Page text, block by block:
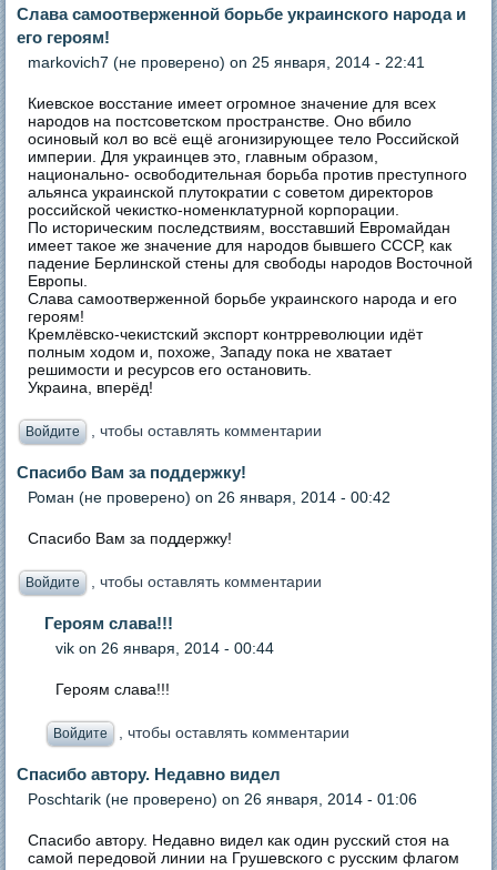
Слава самоотверженной борьбе украинского народа и
его героям!
markovich7 (не проверено) on 25 января, 2014 - 22:41
Киевское восстание имеет огромное значение для всех
народов на постсоветском пространстве. Оно вбило
осиновый кол во всё ещё агонизирующее тело Российской
империи. Для украинцев это, главным образом,
национально- освободительная борьба против преступного
альянса украинской плутократии с советом директоров
российской чекистко-номенклатурной корпорации.
По историческим последствиям, восставший Евромайдан
имеет такое же значение для народов бывшего СССР, как
падение Берлинской стены для свободы народов Восточной
Европы.
Слава самоотверженной борьбе украинского народа и его
героям!
Кремлёвско-чекистский экспорт контрреволюции идёт
полным ходом и, похоже, Западу пока не хватает
решимости и ресурсов его остановить.
Украина, вперёд!
Войдите , чтобы оставлять комментарии
Спасибо Вам за поддержку!
Роман (не проверено) on 26 января, 2014 - 00:42
Спасибо Вам за поддержку!
Войдите , чтобы оставлять комментарии
Героям слава!!!
vik on 26 января, 2014 - 00:44
Героям слава!!!
Войдите , чтобы оставлять комментарии
Спасибо автору. Недавно видел
Poschtarik (не проверено) on 26 января, 2014 - 01:06
Спасибо автору. Недавно видел как один русский стоя на
самой передовой линии на Грушевского с русским флагом